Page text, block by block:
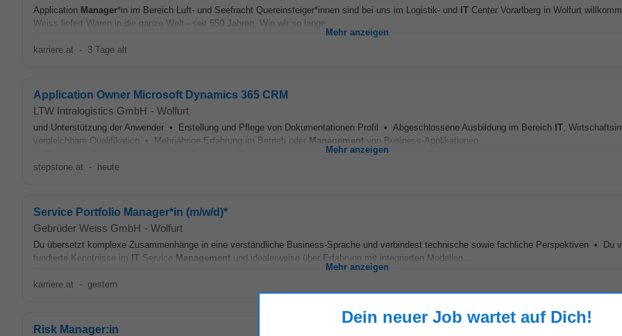
Application Manager*in im Bereich Luft- und Seefracht Quereinsteiger*innen sind bei uns im Logistik- und IT Center Vorarlberg in Wolfurt
Weiss liefert Waren in die ganze Welt - seit 550 Jahren. Wie wir so lange...
Mehr anzeigen
karriere.at - 3 Tage alt
Application Owner Microsoft Dynamics 365 CRM
LTW Intralogistics GmbH - Wolfurt
und Unterstützung der Anwender • Erstellung und Pflege von Dokumentationen Profil • Abgeschlossene Ausbildung im Bereich IT,
vergleichbare Qualifikation • Mehrjährige Erfahrung im Betrieb oder Management von Business-Applikationen...
Mehr anzeigen
stepstone.at - heute
Service Portfolio Manager*in (m/w/d)*
Gebrüder Weiss GmbH - Wolfurt
Du übersetzt komplexe Zusammenhänge in eine verständliche Business-Sprache und verbindest technische sowie fachliche Perspektiven • Du
fundierte Kenntnisse im IT Service Management und idealerweise über Erfahrung mit integrierten Modellen...
Mehr anzeigen
karriere.at - gestern
Risk Manager:in
Dein neuer Job wartet auf Dich!